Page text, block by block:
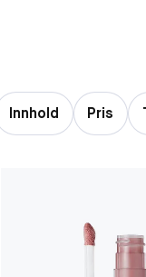
Innhold Pris